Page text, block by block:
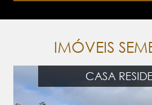
IMÓVEIS
CASA